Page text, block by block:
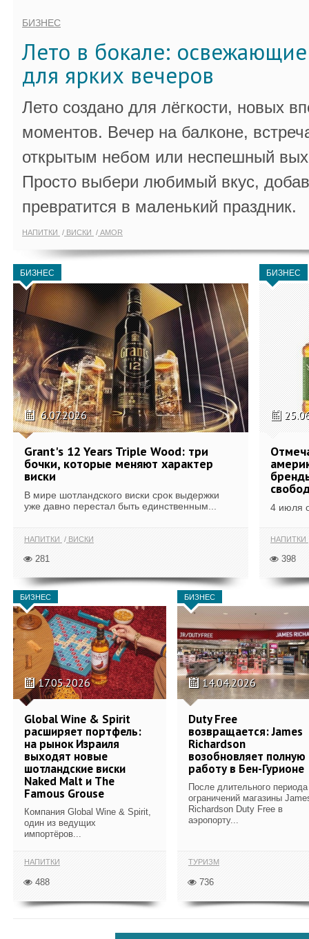
БИЗНЕС
Лето в бокале:
для ярких вечеров
Лето создано для лёгкости, новых
моментов. Вечер на балконе,
открытым небом или неспешный
Просто выбери любимый вкус,
превратится в маленький праздник.
НАПИТКИ ВИСКИ AMOR
БИЗНЕС
6.07.2026
Grant's 12 Years Triple Wood: три
бочки, которые меняют характер
виски
В мире шотландского виски срок выдержки
уже давно перестал быть единственным...
НАПИТКИ ВИСКИ
281
БИЗНЕС
4 июля
НАПИТКИ
398
БИЗНЕС
17.05.2026
Global Wine & Spirit
расширяет портфель:
на рынок Израиля
выходят новые
шотландские виски
Naked Malt и The
Famous Grouse
Компания Global Wine & Spirit,
один из ведущих
импортёров...
НАПИТКИ
488
БИЗНЕС
14.04.2026
Duty Free
возвращается: James
Richardson
возобновляет полную
работу в Бен-Гурионе
После длительного периода
ограничений магазины
Richardson Duty Free в
аэропорту...
ТУРИЗМ
736